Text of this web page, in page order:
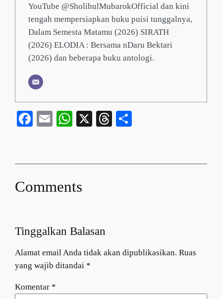
YouTube @SholihulMubarokOfficial dan kini
tengah mempersiapkan buku puisi tunggalnya,
Dalam Semesta Matamu (2026) SIRATH
(2026) ELODIA : Bersama nDaru Bektari
(2026) dan beberapa buku antologi.
Facebook
EmailWhatsApp
X Threads
Comments
Tinggalkan Balasan
Alamat email Anda tidak akan dipublikasikan. Ruas
yang wajib ditandai *
Komentar *